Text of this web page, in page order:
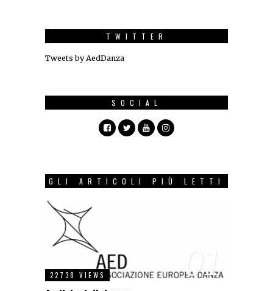
TWITTER
Tweets by AedDanza
SOCIAL
GLI ARTICOLI PIÙ LETTI
01
22738 VIEWS